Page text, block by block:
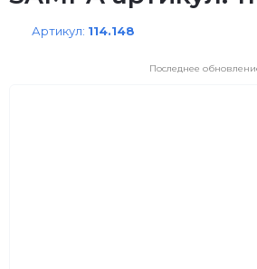
Артикул: 114.148
Последнее